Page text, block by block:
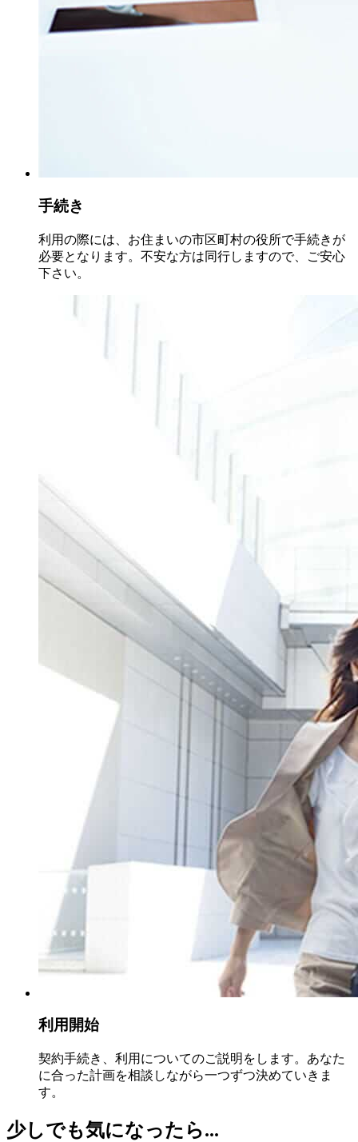
手続き
利用の際には、お住まいの市区町村の役所で手続きが
必要となります。不安な方は同行しますので、ご安心
下さい。
利用開始
契約手続き、利用についてのご説明をします。あなた
に合った計画を相談しながら一つずつ決めていきま
す。
少しでも気になったら...